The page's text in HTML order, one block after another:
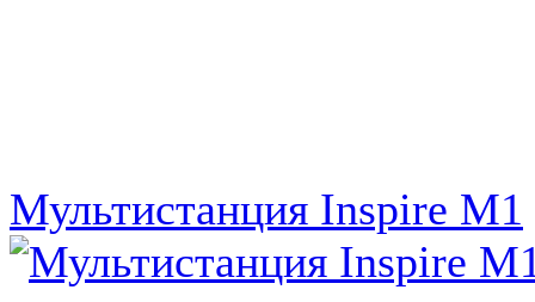
Мультистанция Inspire M1